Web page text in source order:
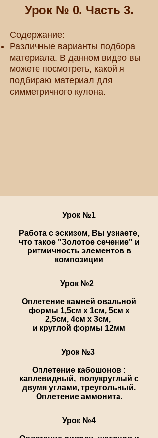
Урок № 0. Часть 3.
Содержание:
Различные варианты подбора
материала. В данном видео вы
можете посмотреть, какой я
подбираю материал для
симметричного кулона.
Урок №1
Работа с эскизом, Вы узнаете,
что такое "Золотое сечение" и
ритмичность элементов в
композиции
Урок №2
Оплетение камней овальной
формы 1,5см х 1см, 5см х
2,5см, 4см х 3см,
и круглой формы 12мм
Урок №3
Оплетение кабошонов :
каплевидный, полукруглый с
двумя углами, треугольный.
Оплетение аммонита.
Урок №4